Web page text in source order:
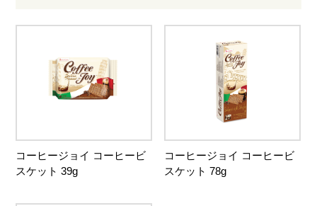
コーヒージョイ コーヒービ
スケット 39g
コーヒージョイ コーヒービ
スケット 78g